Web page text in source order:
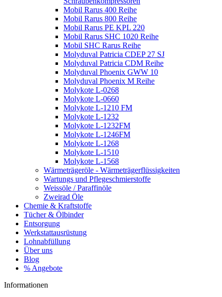
Mobil Rarus 400 Reihe
Mobil Rarus 800 Reihe
Mobil Rarus PE KPL 220
Mobil Rarus SHC 1020 Reihe
Mobil SHC Rarus Reihe
Molyduval Patricia CDEP 27 SJ
Molyduval Patricia CDM Reihe
Molyduval Phoenix GWW 10
Molyduval Phoenix M Reihe
Molykote L-0268
Molykote L-0660
Molykote L-1210 FM
Molykote L-1232
Molykote L-1232FM
Molykote L-1246FM
Molykote L-1268
Molykote L-1510
Molykote L-1568
Wärmeträgeröle - Wärmeträgerflüssigkeiten
Wartungs und Pflegeschmierstoffe
Weissöle / Paraffinöle
Zweirad Öle
Chemie & Kraftstoffe
Tücher & Ölbinder
Entsorgung
Werkstattausrüstung
Lohnabfüllung
Über uns
Blog
% Angebote
Informationen